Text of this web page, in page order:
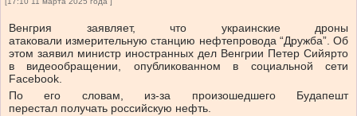
Венгрия заявляет, что украинские дроны
атаковали измерительную станцию нефтепровода “Дружба”. Об
этом заявил министр иностранных дел Венгрии Петер Сийярто
в видеообращении, опубликованном в социальной сети
Facebook.
По его словам, из-за произошедшего Будапешт
перестал получать российскую нефть.